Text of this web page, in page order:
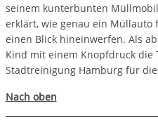
seinem kunterbunten
erklärt, wie genau ein
einen Blick hineinwerfen. Als
Kind mit einem Knopfdruck die
Stadtreinigung Hamburg für
Nach oben